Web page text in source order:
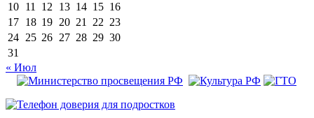
10 11 12 13 14 15 16
17 18 19 20 21 22 23
24 25 26 27 28 29 30
31
« Июл